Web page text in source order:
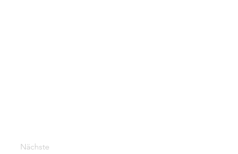
Nächste